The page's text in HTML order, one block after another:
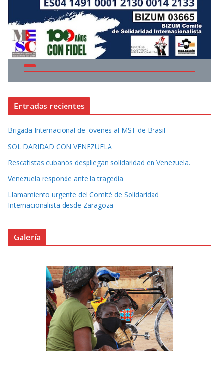
Entradas recientes
Brigada Internacional de Jóvenes al MST de Brasil
SOLIDARIDAD CON VENEZUELA
Rescatistas cubanos despliegan solidaridad en Venezuela.
Venezuela responde ante la tragedia
Llamamiento urgente del Comité de Solidaridad
Internacionalista desde Zaragoza
Galería